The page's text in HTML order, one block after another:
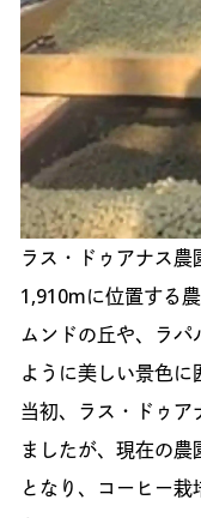
ラス・ドゥアナス
1,910mに位置する
ムンドの丘や、ラ
ように美しい景色に
当初、ラス・ドゥ
ましたが、現在の
となり、コーヒー